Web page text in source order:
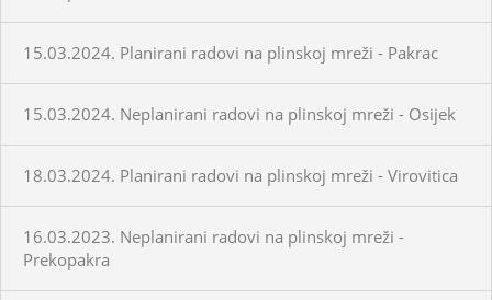
15.03.2024. Planirani radovi na plinskoj mreži - Pakrac
15.03.2024. Neplanirani radovi na plinskoj mreži - Osijek
18.03.2024. Planirani radovi na plinskoj mreži - Virovitica
16.03.2023. Neplanirani radovi na plinskoj mreži -
Prekopakra